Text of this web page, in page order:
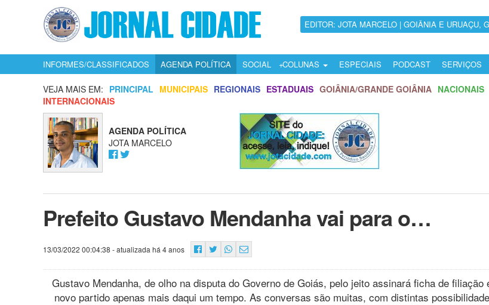
EDITOR: JOTA MARCELO | GOIÂNIA E URUAÇU,
INFORMES/CLASSIFICADOS AGENDA POLÍTICA SOCIAL COLUNAS ESPECIAIS PODCAST SERVIÇOS
VEJA MAIS EM: PRINCIPAL MUNICIPAIS REGIONAIS ESTADUAIS GOIÂNIA/GRANDE GOIÂNIA NACIONAIS
INTERNACIONAIS
AGENDA POLÍTICA
JOTA MARCELO
Prefeito Gustavo Mendanha vai para o…
13/03/2022 00:04:38 - atualizada há 4 anos
Gustavo Mendanha, de olho na disputa do Governo de Goiás, pelo jeito assinará ficha de filiação
novo partido apenas mais daqui um tempo. As conversas são muitas, com distintas